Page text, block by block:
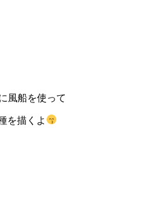
風船を使って
を描くよ